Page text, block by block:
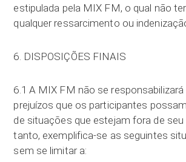
estipulada pela MIX FM, o qual não
qualquer ressarcimento ou
6. DISPOSIÇÕES FINAIS
6.1 A MIX FM não se
prejuízos que os participantes
de situações que estejam fora de seu
tanto, exemplifica-se as seguintes
sem se limitar a: